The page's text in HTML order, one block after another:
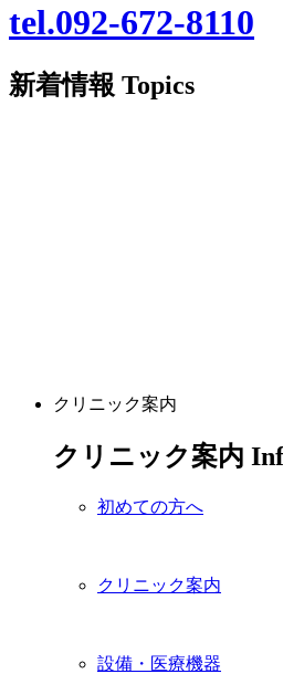
tel.092-672-8110
新着情報 Topics
クリニック案内
クリニック案内
初めての方へ
クリニック案内
設備・医療機器